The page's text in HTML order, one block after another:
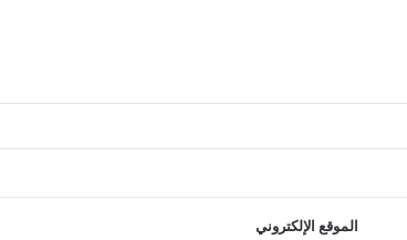
الموقع الإلكتروني